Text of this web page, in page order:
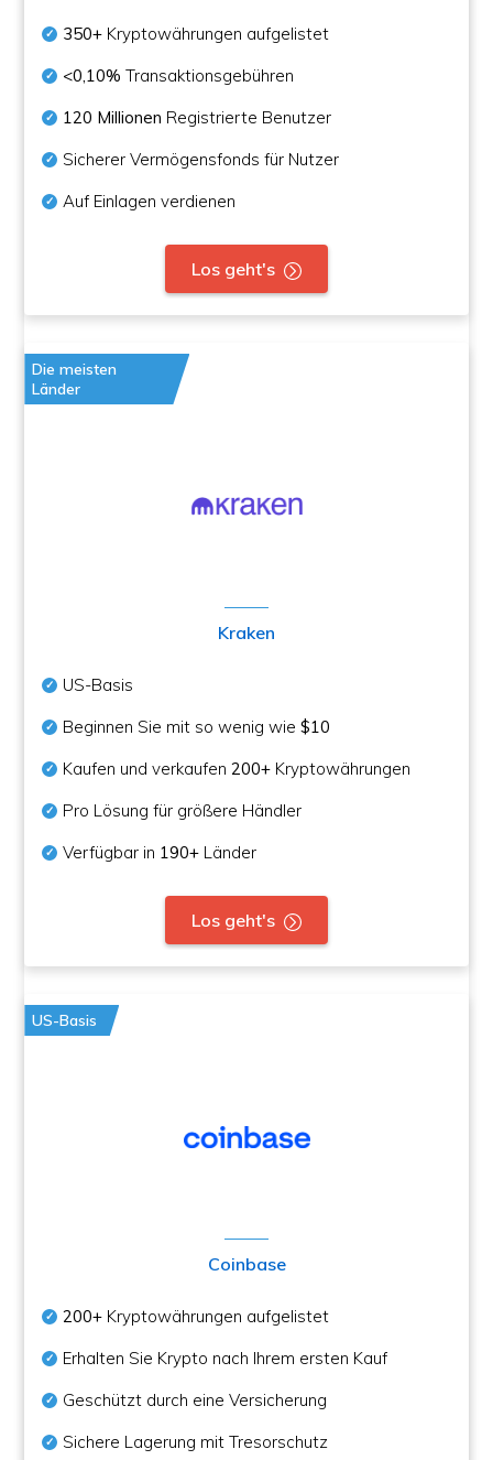
350+ Kryptowährungen aufgelistet
<0,10% Transaktionsgebühren
120 Millionen Registrierte Benutzer
Sicherer Vermögensfonds für Nutzer
Auf Einlagen verdienen
Los geht's
Die meisten
Länder
Kraken
US-Basis
Beginnen Sie mit so wenig wie$10
Kaufen und verkaufen200+ Kryptowährungen
Pro Lösung für größere Händler
Verfügbar in 190+ Länder
Los geht's
US-Basis
Coinbase
200+ Kryptowährungen aufgelistet
Erhalten Sie Krypto nach Ihrem ersten Kauf
Geschützt durch eine Versicherung
Sichere Lagerung mit Tresorschutz